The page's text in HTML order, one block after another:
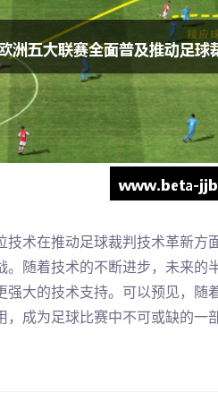
技术在推动足球裁判技术革新方
。随着技术的不断进步，未来的
强大的技术支持。可以预见，
，成为足球比赛中不可或缺的一